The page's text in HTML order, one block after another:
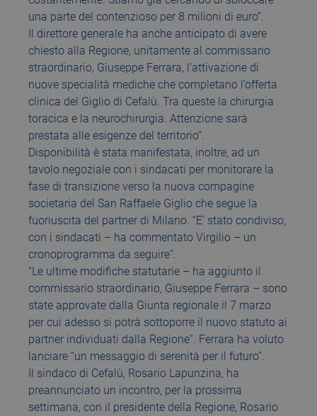
una parte del contenzioso per 8 milioni di euro”.
Il direttore generale ha anche anticipato di avere
chiesto alla Regione, unitamente al commissario
straordinario, Giuseppe Ferrara, l’attivazione di
nuove specialità mediche che completano l’offerta
clinica del Giglio di Cefalù. Tra queste la chirurgia
toracica e la neurochirurgia. Attenzione sarà
prestata alle esigenze del territorio”.
Disponibilità è stata manifestata, inoltre, ad un
tavolo negoziale con i sindacati per monitorare la
fase di transizione verso la nuova compagine
societaria del San Raffaele Giglio che segue la
fuoriuscita del partner di Milano. “E’ stato condiviso,
con i sindacati – ha commentato Virgilio – un
cronoprogramma da seguire”.
“Le ultime modifiche statutarie – ha aggiunto il
commissario straordinario, Giuseppe Ferrara – sono
state approvate dalla Giunta regionale il 7 marzo
per cui adesso si potrà sottoporre il nuovo statuto ai
partner individuati dalla Regione”. Ferrara ha voluto
lanciare “un messaggio di serenità per il futuro”.
Il sindaco di Cefalù, Rosario Lapunzina, ha
preannunciato un incontro, per la prossima
settimana, con il presidente della Regione, Rosario